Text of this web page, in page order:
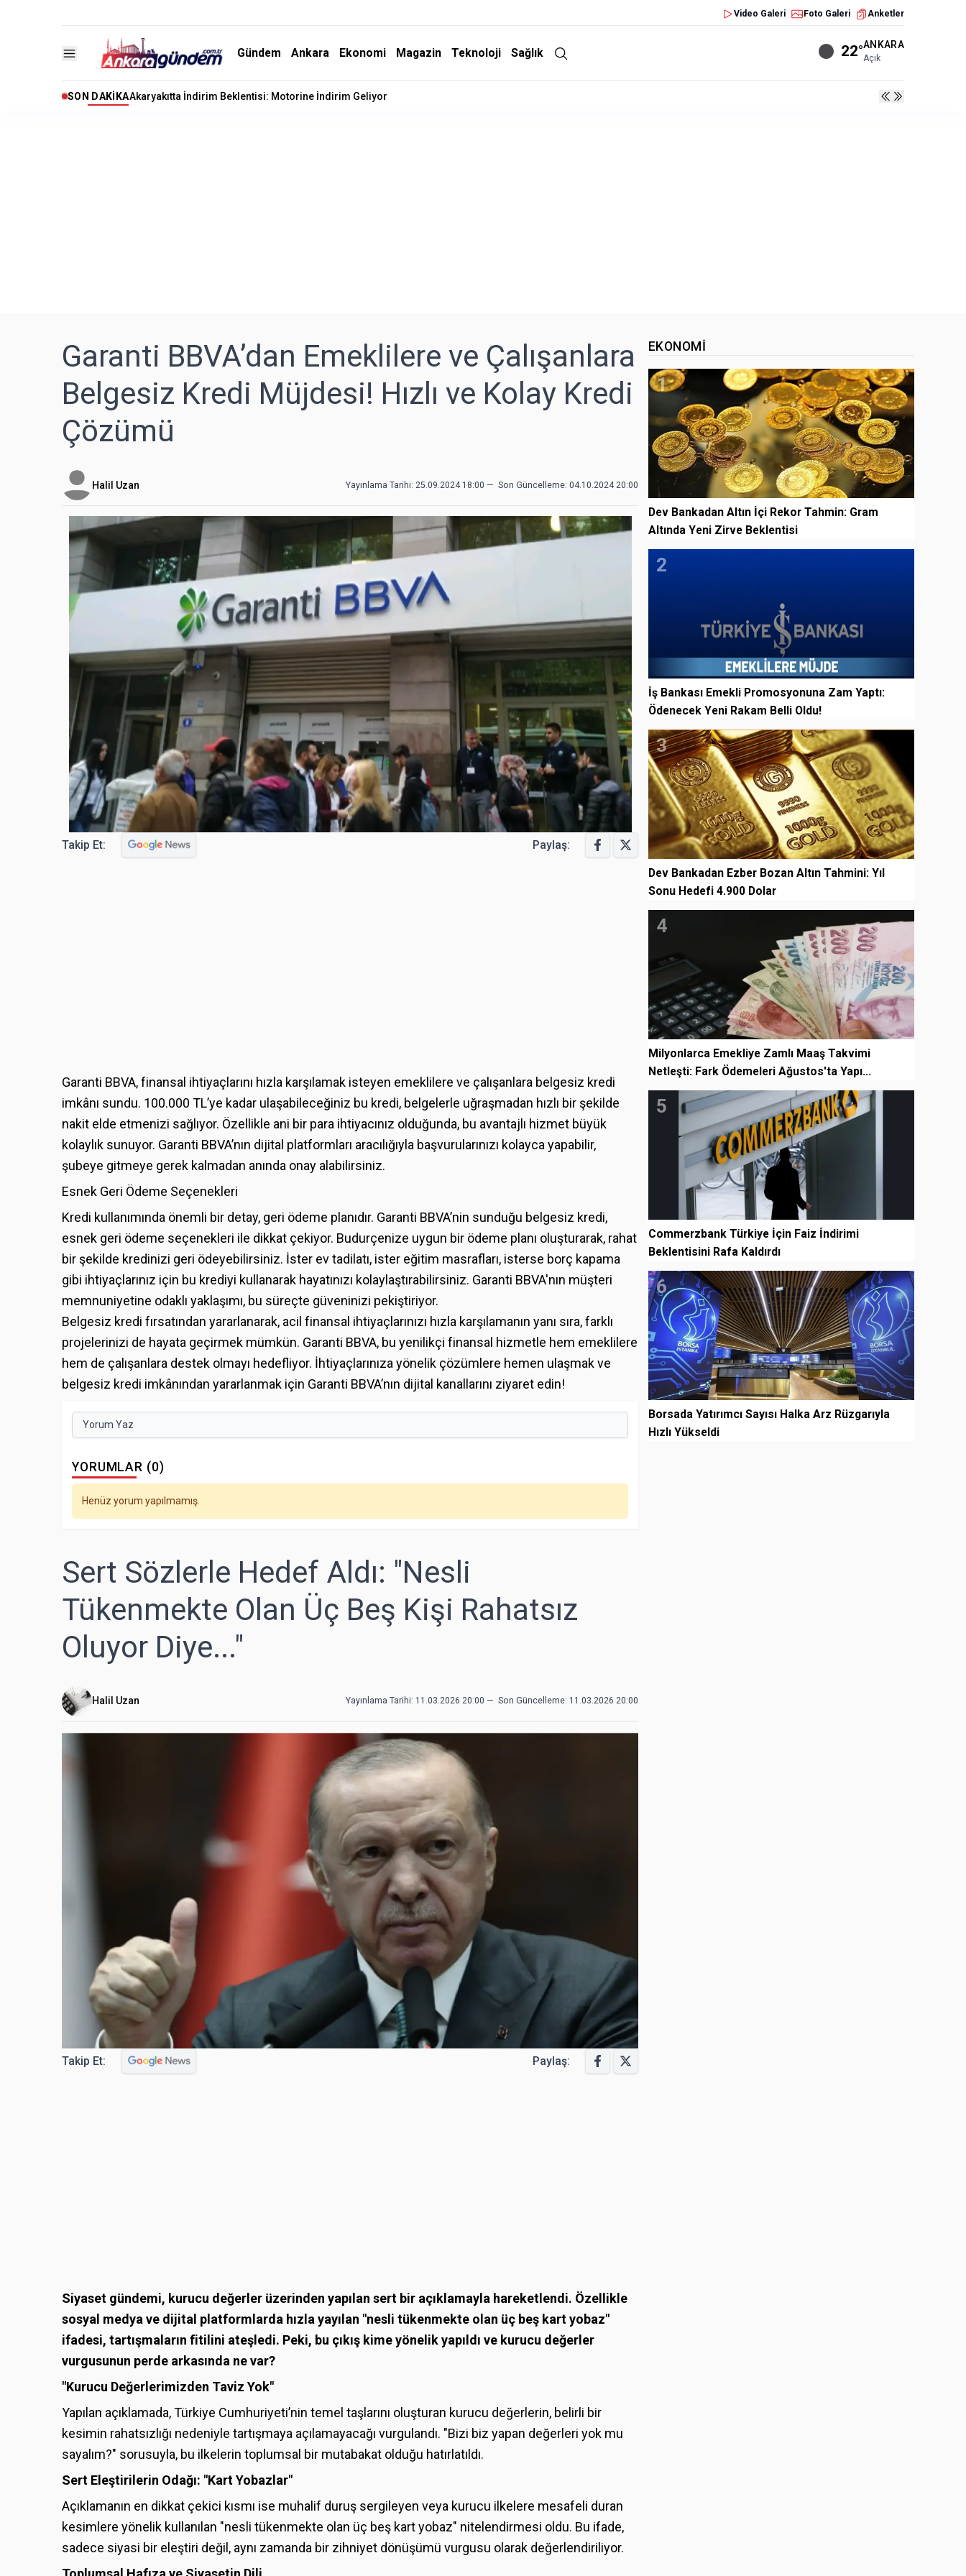
Video Galeri Foto Galeri Anketler
Gündem Ankara Ekonomi Magazin Teknoloji Sağlık 22°ANKARA
Açık
SON DAKIKAAkaryakıtta İndirim Beklentisi: Motorine İndirim Geliyor
Garanti BBVA’dan Emeklilere ve Çalışanlara
Belgesiz Kredi Müjdesi! Hızlı ve Kolay Kredi
Çözümü
Halil Uzan Yayınlama Tarihi: 25.09.2024 18:00 — Son Güncelleme: 04.10.2024 20:00
Takip Et: Paylaş:
Garanti BBVA, finansal ihtiyaçlarını hızla karşılamak isteyen emeklilere ve çalışanlara belgesiz kredi
imkânı sundu. 100.000 TL’ye kadar ulaşabileceğiniz bu kredi, belgelerle uğraşmadan hızlı bir şekilde
nakit elde etmenizi sağlıyor. Özellikle ani bir para ihtiyacınız olduğunda, bu avantajlı hizmet büyük
kolaylık sunuyor. Garanti BBVA’nın dijital platformları aracılığıyla başvurularınızı kolayca yapabilir,
şubeye gitmeye gerek kalmadan anında onay alabilirsiniz.
Esnek Geri Ödeme Seçenekleri
Kredi kullanımında önemli bir detay, geri ödeme planıdır. Garanti BBVA’nin sunduğu belgesiz kredi,
esnek geri ödeme seçenekleri ile dikkat çekiyor. Budurçenize uygun bir ödeme planı oluşturarak, rahat
bir şekilde kredinizi geri ödeyebilirsiniz. İster ev tadilatı, ister eğitim masrafları, isterse borç kapama
gibi ihtiyaçlarınız için bu krediyi kullanarak hayatınızı kolaylaştırabilirsiniz. Garanti BBVA'nın müşteri
memnuniyetine odaklı yaklaşımı, bu süreçte güveninizi pekiştiriyor.
Belgesiz kredi fırsatından yararlanarak, acil finansal ihtiyaçlarınızı hızla karşılamanın yanı sıra, farklı
projelerinizi de hayata geçirmek mümkün. Garanti BBVA, bu yenilikçi finansal hizmetle hem emeklilere
hem de çalışanlara destek olmayı hedefliyor. İhtiyaçlarınıza yönelik çözümlere hemen ulaşmak ve
belgesiz kredi imkânından yararlanmak için Garanti BBVA’nın dijital kanallarını ziyaret edin!
Yorum Yaz
YORUMLAR (0)
Henüz yorum yapılmamış.
Sert Sözlerle Hedef Aldı: "Nesli
Tükenmekte Olan Üç Beş Kişi Rahatsız
Oluyor Diye..."
Halil Uzan Yayınlama Tarihi: 11.03.2026 20:00 — Son Güncelleme: 11.03.2026 20:00
Takip Et: Paylaş:
Siyaset gündemi, kurucu değerler üzerinden yapılan sert bir açıklamayla hareketlendi. Özellikle
sosyal medya ve dijital platformlarda hızla yayılan "nesli tükenmekte olan üç beş kart yobaz"
ifadesi, tartışmaların fitilini ateşledi. Peki, bu çıkış kime yönelik yapıldı ve kurucu değerler
vurgusunun perde arkasında ne var?
"Kurucu Değerlerimizden Taviz Yok"
Yapılan açıklamada, Türkiye Cumhuriyeti’nin temel taşlarını oluşturan kurucu değerlerin, belirli bir
kesimin rahatsızlığı nedeniyle tartışmaya açılamayacağı vurgulandı. "Bizi biz yapan değerleri yok mu
sayalım?" sorusuyla, bu ilkelerin toplumsal bir mutabakat olduğu hatırlatıldı.
Sert Eleştirilerin Odağı: "Kart Yobazlar"
Açıklamanın en dikkat çekici kısmı ise muhalif duruş sergileyen veya kurucu ilkelere mesafeli duran
kesimlere yönelik kullanılan "nesli tükenmekte olan üç beş kart yobaz" nitelendirmesi oldu. Bu ifade,
sadece siyasi bir eleştiri değil, aynı zamanda bir zihniyet dönüşümü vurgusu olarak değerlendiriliyor.
EKONOMI
1
Dev Bankadan Altın İçi Rekor Tahmin: Gram
Altında Yeni Zirve Beklentisi
2
İş Bankası Emekli Promosyonuna Zam Yaptı:
Ödenecek Yeni Rakam Belli Oldu!
3
Dev Bankadan Ezber Bozan Altın Tahmini: Yıl
Sonu Hedefi 4.900 Dolar
4
Milyonlarca Emekliye Zamlı Maaş Takvimi
Netleşti: Fark Ödemeleri Ağustos'ta Yapı...
5
Commerzbank Türkiye İçin Faiz İndirimi
Beklentisini Rafa Kaldırdı
6
Borsada Yatırımcı Sayısı Halka Arz Rüzgarıyla
Hızlı Yükseldi